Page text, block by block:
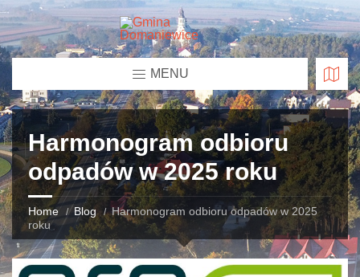
MENU
Harmonogram odbioru
odpadów w 2025 roku
Home Blog
Harmonogram odbioru odpadów w 2025
roku